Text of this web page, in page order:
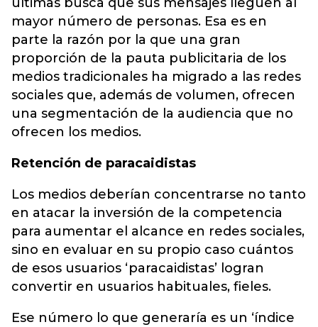
mayor número de personas. Esa es en
parte la razón por la que una gran
proporción de la pauta publicitaria de los
medios tradicionales ha migrado a las redes
sociales que, además de volumen, ofrecen
una segmentación de la audiencia que no
ofrecen los medios.
Retención de paracaidistas
Los medios deberían concentrarse no tanto
en atacar la inversión de la competencia
para aumentar el alcance en redes sociales,
sino en evaluar en su propio caso cuántos
de esos usuarios ‘paracaidistas’ logran
convertir en usuarios habituales, fieles.
Ese número lo que generaría es un ‘índice